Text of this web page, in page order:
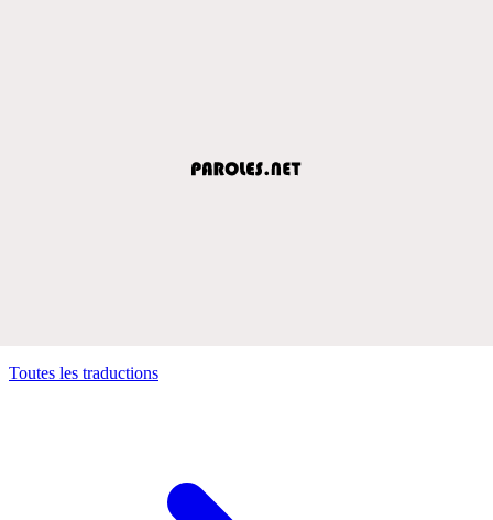
Toutes les traductions